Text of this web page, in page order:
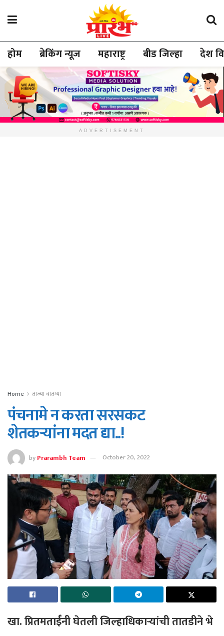
होम ब्रेकिंग न्यूज महाराष्ट्र बीड जिल्हा देश
ADVERTISEMENT
Home ताज्या बातम्या
पंचनामे न करता सरसकट
शेतकऱ्यांना मदत द्या..!
byPrarambh Team October 20, 2022
खा.प्रितमताईंनीघेतलीजिल्हाधिकाऱ्यांचीतातडीनेभे